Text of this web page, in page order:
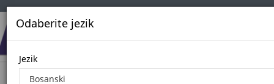
Odaberite jezik
Jezik
Javne nabavke - 2020. godina